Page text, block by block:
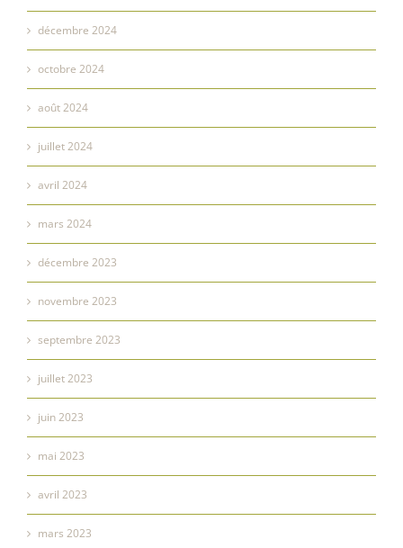
décembre 2024
octobre 2024
août 2024
juillet 2024
avril 2024
mars 2024
décembre 2023
novembre 2023
septembre 2023
juillet 2023
juin 2023
mai 2023
avril 2023
mars 2023